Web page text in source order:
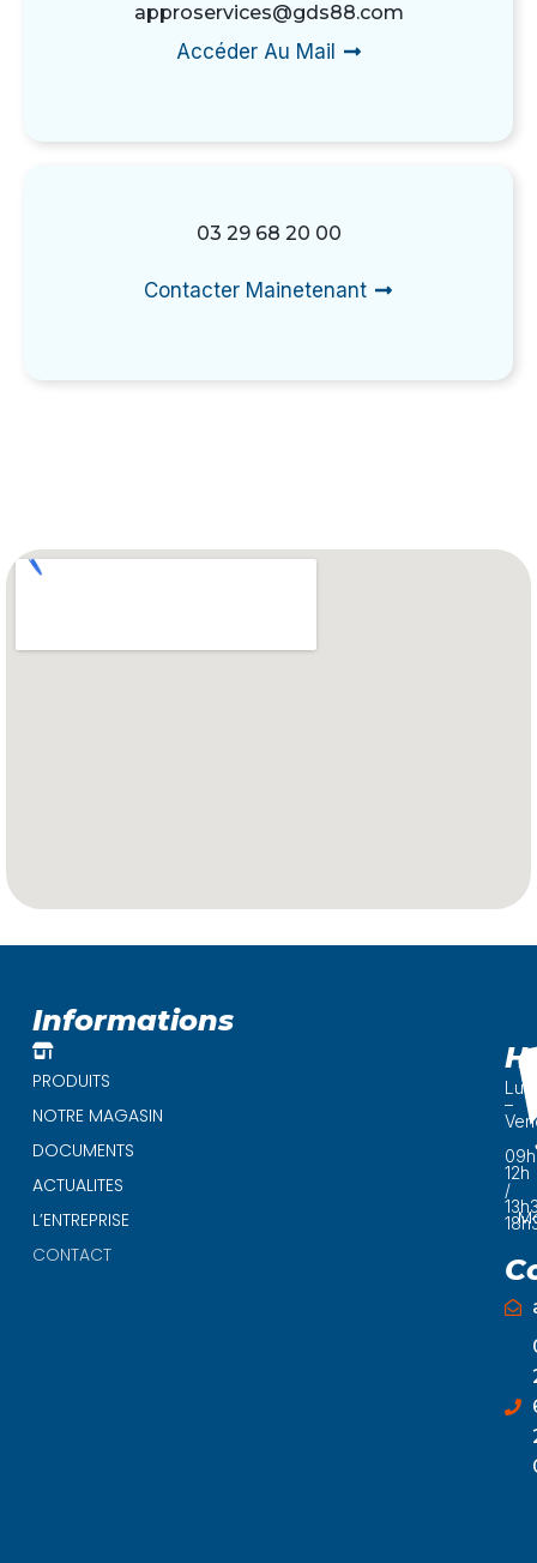
approservices@gds88.com
Accéder Au Mail
03 29 68 20 00
Contacter Mainetenant
Informations
PRODUITS
NOTRE MAGASIN
DOCUMENTS
ACTUALITES
L’ENTREPRISE
CONTACT
–
12h
/